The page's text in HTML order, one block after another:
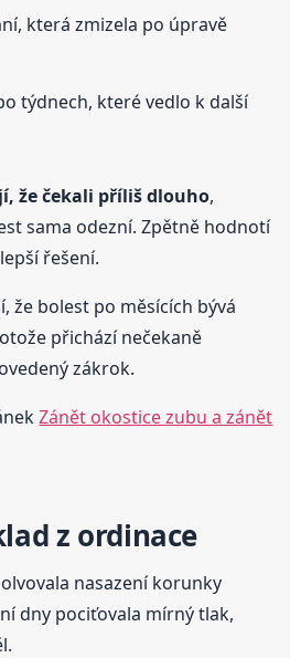
která zmizela po úpravě
týdnech, které vedlo k další
že čekali příliš dlouho,
sama odezní. Zpětně hodnotí
řešení.
že bolest po měsících bývá
přichází nečekaně
zákrok.
Zánět okostice zubu a zánět
z ordinace
nasazení korunky
dny pociťovala mírný tlak,